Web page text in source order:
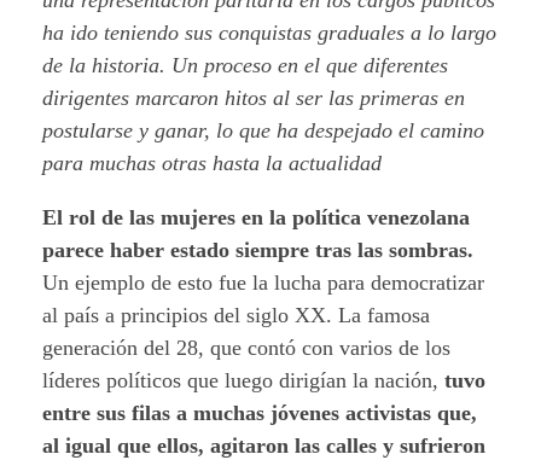
ha ido teniendo sus conquistas graduales a lo largo
de la historia. Un proceso en el que diferentes
dirigentes marcaron hitos al ser las primeras en
postularse y ganar, lo que ha despejado el camino
para muchas otras hasta la actualidad
El rol de las mujeres en la política venezolana
parece haber estado siempre tras las sombras.
Un ejemplo de esto fue la lucha para democratizar
al país a principios del siglo XX. La famosa
generación del 28, que contó con varios de los
líderes políticos que luego dirigían la nación, tuvo
entre sus filas a muchas jóvenes activistas que,
al igual que ellos, agitaron las calles y sufrieron